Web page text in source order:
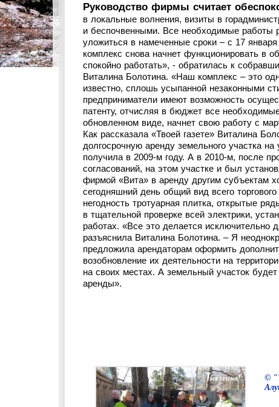
Руководство фирмы считает
в локальные волнения, визиты в
и беспочвенными. Все необходимые работы
уложиться в намеченные сроки – с 17
комплекс снова начнет функционировать
спокойно работать», - обратилась к
Виталина Болотина. «Наш комплекс – это
известно, сплошь усыпанной незаконными
предприниматели имеют возможность
патенту, отчисляя в бюджет все
обновленном виде, начнет свою работу с
Как рассказала «Твоей газете» Виталина
долгосрочную аренду земельного участка
получила в 2009-м году. А в 2010-м, после
согласований, на этом участке и был
фирмой «Вита» в аренду другим субъектам
сегодняшний день общий вид всего
негодность тротуарная плитка, открытые
в тщательной проверке всей электрики,
работах. «Все это делается исключительно
разъяснила Виталина Болотина. – Я
предложила арендаторам оформить
возобновление их деятельности на
на своих местах. А земельный участок
аренды».
© "